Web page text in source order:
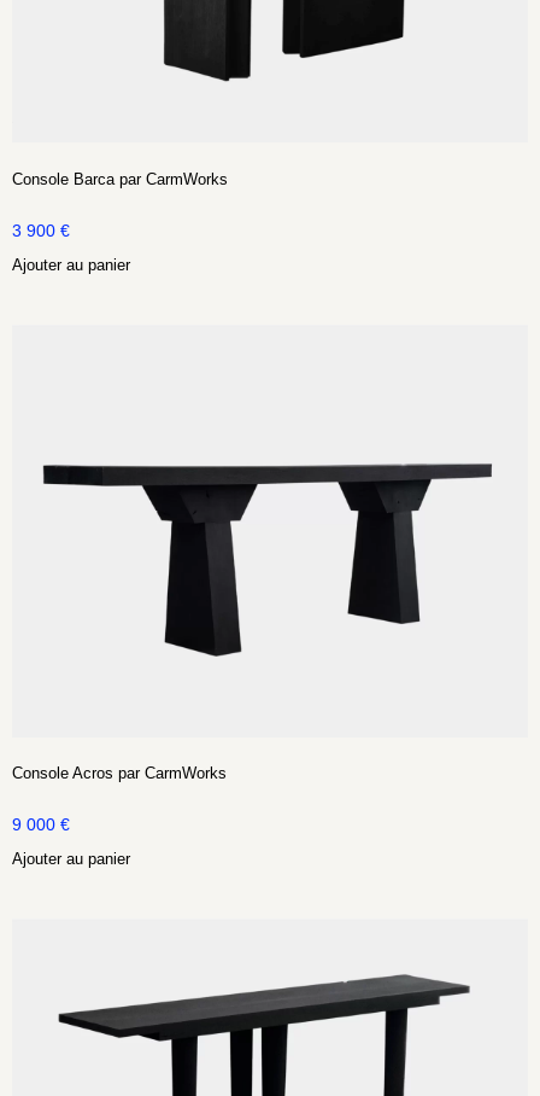
Console Barca par CarmWorks
3 900 €
Ajouter au panier
Console Acros par CarmWorks
9 000 €
Ajouter au panier